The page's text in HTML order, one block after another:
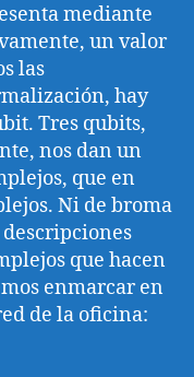
mediante
un valor
las
hay
Tres qubits,
nos dan un
que en
Ni de broma
que hacen
enmarcar en
de la oficina: